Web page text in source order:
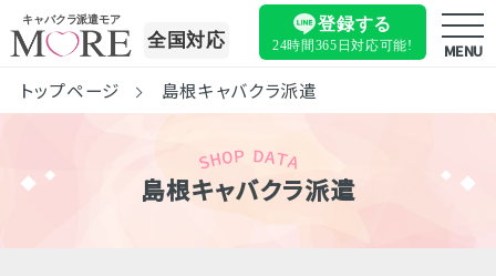
キャバクラ派遣モア
全国対応
登録する
24時間365日対応可能! MENU
トップページ 島根キャバクラ派遣
島根キャバクラ派遣